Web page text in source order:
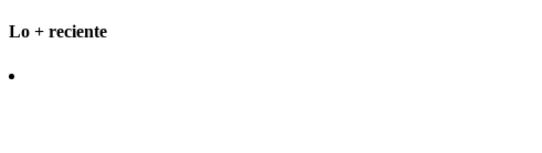
Lo + reciente